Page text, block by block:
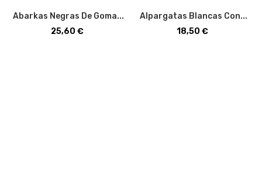
Abarkas Negras De Goma...
Precio
25,60 €
Alpargatas Blancas Con...
Precio
18,50 €